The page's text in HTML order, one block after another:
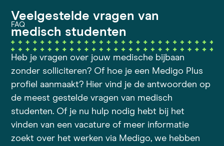
FAQ
Veelgestelde vragen van
medisch studenten
Heb je vragen over jouw medische bijbaan
zonder solliciteren? Of hoe je een Medigo Plus
profiel aanmaakt? Hier vind je de antwoorden op
de meest gestelde vragen van medisch
studenten. Of je nu hulp nodig hebt bij het
vinden van een vacature of meer informatie
zoekt over het werken via Medigo, we hebben